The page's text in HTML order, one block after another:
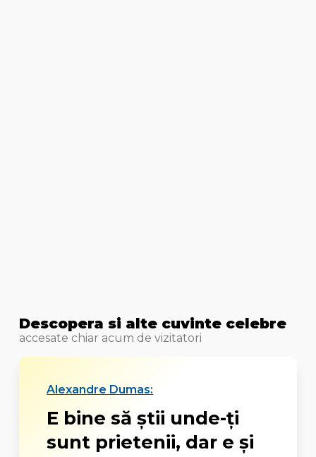
Descopera si alte cuvinte celebre
accesate chiar acum de vizitatori
Alexandre Dumas:
E bine să știi unde-ți
sunt prietenii, dar e și